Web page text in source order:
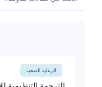
الرعاية الصحية